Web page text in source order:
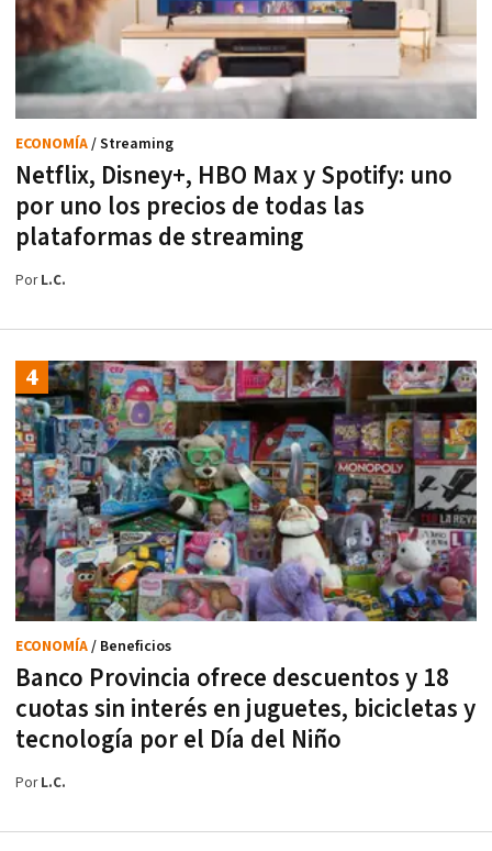
Netflix, Disney+, HBO Max y Spotify: uno
por uno los precios de todas las
plataformas de streaming
ECONOMÍA/ Streaming
PorL.C.
Banco Provincia ofrece descuentos y 18
cuotas sin interés en juguetes, bicicletas y
tecnología por el Día del Niño
ECONOMÍA/ Beneficios
PorL.C.